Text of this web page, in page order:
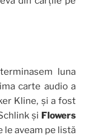
luna
carte audio a
Kline, și a fost
și Flowers
le aveam pe listă